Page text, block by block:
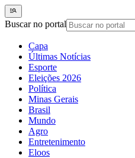
Buscar no portal
Capa
Últimas Notícias
Esporte
Eleições 2026
Política
Minas Gerais
Brasil
Mundo
Agro
Entretenimento
Eloos